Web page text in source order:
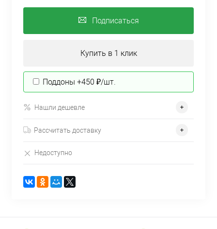
Подписаться
Купить в 1 клик
Поддоны +450 ₽/шт.
Нашли дешевле
Рассчитать доставку
Недоступно